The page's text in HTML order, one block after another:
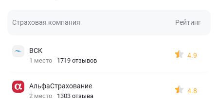
Страховая компания Рейтинг
ВСК
1 место 1719 отзывов
4.9
АльфаСтрахование
2 место 1303 отзыва
4.8